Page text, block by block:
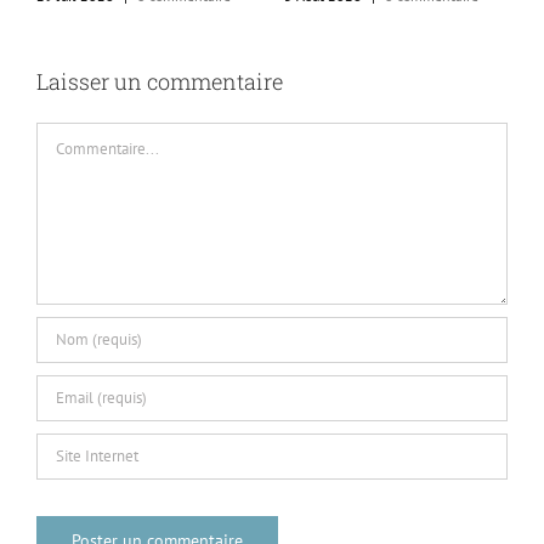
Laisser un commentaire